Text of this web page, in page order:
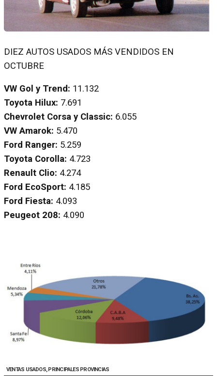
DIEZ AUTOS USADOS MÁS VENDIDOS EN
OCTUBRE
VW Gol y Trend: 11.132
Toyota Hilux: 7.691
Chevrolet Corsa y Classic: 6.055
VW Amarok: 5.470
Ford Ranger: 5.259
Toyota Corolla: 4.723
Renault Clio: 4.274
Ford EcoSport: 4.185
Ford Fiesta: 4.093
Peugeot 208: 4.090
VENTAS USADOS, PRINCIPALES PROVINCIAS